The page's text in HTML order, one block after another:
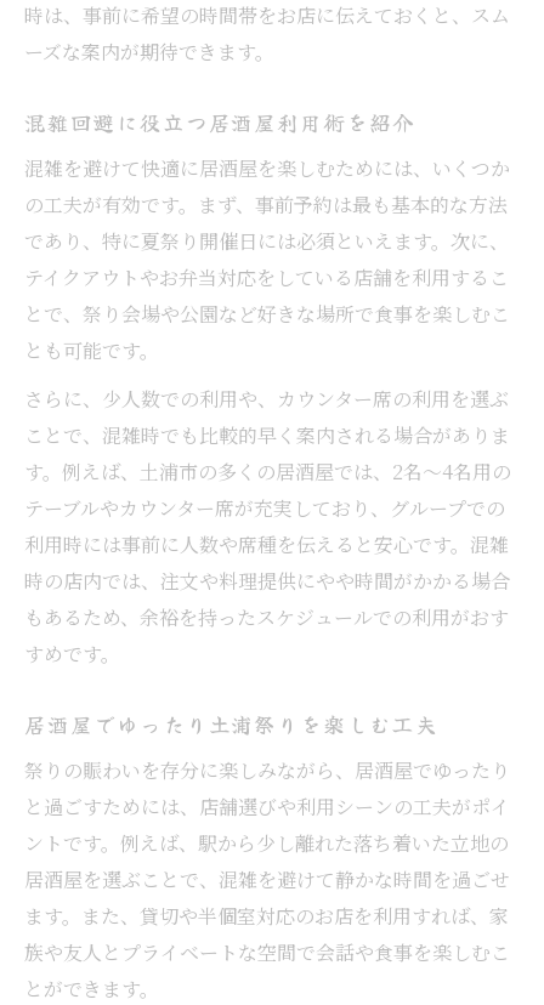
時は、事前に希望の時間帯をお店に伝えておくと、スム
ーズな案内が期待できます。
混雑回避に役立つ居酒屋利用術を紹介
混雑を避けて快適に居酒屋を楽しむためには、いくつか
の工夫が有効です。まず、事前予約は最も基本的な方法
であり、特に夏祭り開催日には必須といえます。次に、
テイクアウトやお弁当対応をしている店舗を利用するこ
とで、祭り会場や公園など好きな場所で食事を楽しむこ
とも可能です。
さらに、少人数での利用や、カウンター席の利用を選ぶ
ことで、混雑時でも比較的早く案内される場合がありま
す。例えば、土浦市の多くの居酒屋では、2名～4名用の
テーブルやカウンター席が充実しており、グループでの
利用時には事前に人数や席種を伝えると安心です。混雑
時の店内では、注文や料理提供にやや時間がかかる場合
もあるため、余裕を持ったスケジュールでの利用がおす
すめです。
居酒屋でゆったり土浦祭りを楽しむ工夫
祭りの賑わいを存分に楽しみながら、居酒屋でゆったり
と過ごすためには、店舗選びや利用シーンの工夫がポイ
ントです。例えば、駅から少し離れた落ち着いた立地の
居酒屋を選ぶことで、混雑を避けて静かな時間を過ごせ
ます。また、貸切や半個室対応のお店を利用すれば、家
族や友人とプライベートな空間で会話や食事を楽しむこ
とができます。